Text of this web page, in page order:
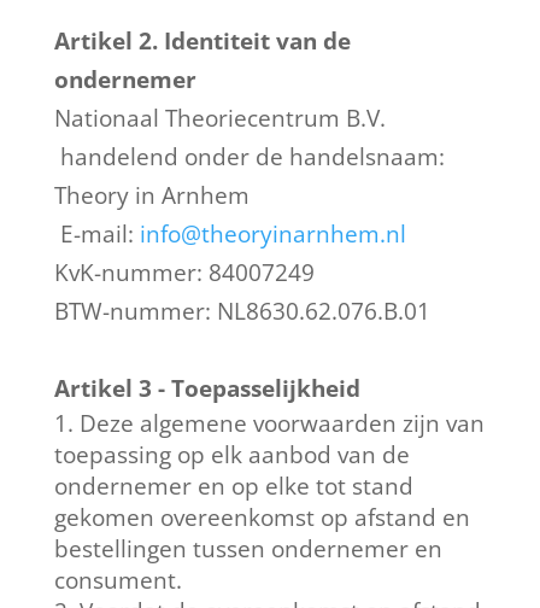
Artikel 2. Identiteit van de
ondernemer
Nationaal Theoriecentrum B.V.
handelend onder de handelsnaam:
Theory in Arnhem
E-mail: info@theoryinarnhem.nl
KvK-nummer: 84007249
BTW-nummer: NL8630.62.076.B.01
Artikel 3 - Toepasselijkheid
Deze algemene voorwaarden zijn van
toepassing op elk aanbod van de
ondernemer en op elke tot stand
gekomen overeenkomst op afstand en
bestellingen tussen ondernemer en
consument.